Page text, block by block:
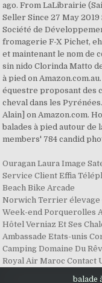
ago. From LaLibrairie
Seller Since 27 May
Société de
fromagerie F-X Pichet,
et maintenant le nom de
sin nido Clorinda Matto
à pied on
équestre proposant des
cheval dans les
Alain] on Amazon.com.
balades à pied autour de
members' 784 candid
Ouragan Laura Image
Service Client Effia
Beach Bike Arcade
Norwich Terrier élevage
Week-end Porquerolles
Hôtel Verniaz Et Ses
Ambassade Etats-unis
Camping Domaine Du
Royal Air Maroc Contact
balade